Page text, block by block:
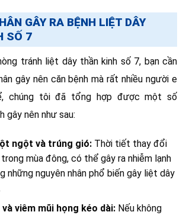
GÂY RA BỆNH LIỆT DÂY
SỐ 7
tránh liệt dây thần kinh số 7, bạn cần
gây nên căn bệnh mà rất nhiều người e
chúng tôi đã tổng hợp được một số
gây nên như sau:
ngột và trúng gió: Thời tiết thay đổi
mùa đông, có thể gây ra nhiễm lạnh
những nguyên nhân phổ biến gây liệt dây
viêm mũi họng kéo dài: Nếu không